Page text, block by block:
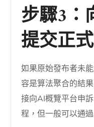
步驟3：
提交正
如果原始發布者未
容是算法聚合的結
接向AI概覽平台申
程，但一般可以通